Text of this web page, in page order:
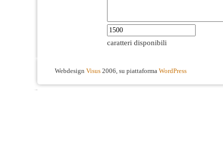
caratteri disponibili
Webdesign Visus 2006, su piattaforma WordPress